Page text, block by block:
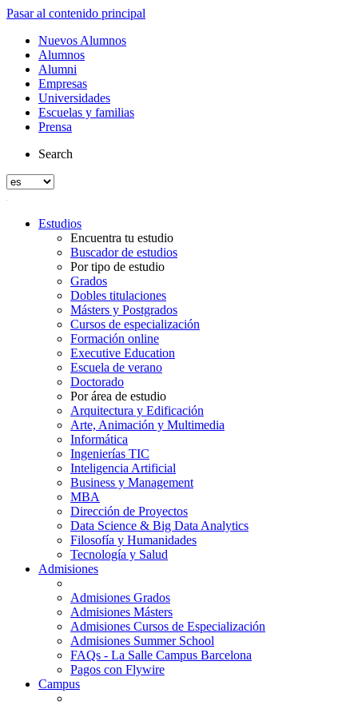
Pasar al contenido principal
Nuevos Alumnos
Alumnos
Alumni
Empresas
Universidades
Escuelas y familias
Prensa
Search
Estudios
Encuentra tu estudio
Buscador de estudios
Por tipo de estudio
Grados
Dobles titulaciones
Másters y Postgrados
Cursos de especialización
Formación online
Executive Education
Escuela de verano
Doctorado
Por área de estudio
Arquitectura y Edificación
Arte, Animación y Multimedia
Informática
Ingenierías TIC
Inteligencia Artificial
Business y Management
MBA
Dirección de Proyectos
Data Science & Big Data Analytics
Filosofía y Humanidades
Tecnología y Salud
Admisiones
Admisiones Grados
Admisiones Másters
Admisiones Cursos de Especialización
Admisiones Summer School
FAQs - La Salle Campus Barcelona
Pagos con Flywire
Campus